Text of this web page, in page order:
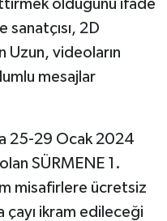
olduğunu ifade
2D
Uzun, videoların
mesajlar
25-29 Ocak 2024
SÜRMENE 1.
misafirlere ücretsiz
çayı ikram edileceği